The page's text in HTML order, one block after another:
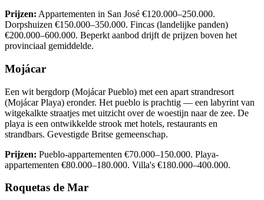
Prijzen: Appartementen in San José €120.000–250.000.
Dorpshuizen €150.000–350.000. Fincas (landelijke panden)
€200.000–600.000. Beperkt aanbod drijft de prijzen boven het
provinciaal gemiddelde.
Mojácar
Een wit bergdorp (Mojácar Pueblo) met een apart strandresort
(Mojácar Playa) eronder. Het pueblo is prachtig — een labyrint van
witgekalkte straatjes met uitzicht over de woestijn naar de zee. De
playa is een ontwikkelde strook met hotels, restaurants en
strandbars. Gevestigde Britse gemeenschap.
Prijzen: Pueblo-appartementen €70.000–150.000. Playa-
appartementen €80.000–180.000. Villa's €180.000–400.000.
Roquetas de Mar